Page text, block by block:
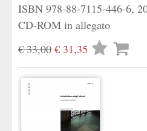
ISBN 978-88-7115-446-6,
CD-ROM in allegato
€ 33,00 € 31,35 Lista